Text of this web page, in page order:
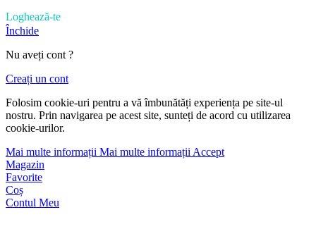
Loghează-te
Închide
Nu aveți cont ?
Creați un cont
Folosim cookie-uri pentru a vă îmbunătăți experiența pe site-ul
nostru. Prin navigarea pe acest site, sunteți de acord cu utilizarea
cookie-urilor.
Mai multe informații Mai multe informațiiAccept
Magazin
Favorite
Coș
Contul Meu